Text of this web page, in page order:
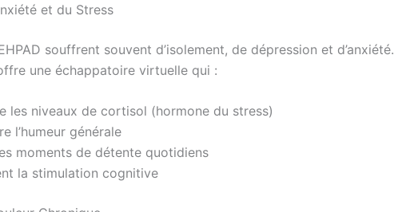
et du Stress
souffrent souvent d’isolement, de dépression et d’anxiété.
une échappatoire virtuelle qui :
les niveaux de cortisol (hormone du stress)
l’humeur générale
moments de détente quotidiens
la stimulation cognitive